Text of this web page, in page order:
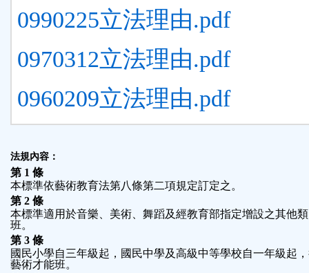
0990225立法理由.pdf
0970312立法理由.pdf
0960209立法理由.pdf
法規內容：
第 1 條
本標準依藝術教育法第八條第二項規定訂定之。
第 2 條
本標準適用於音樂、美術、舞蹈及經教育部指定增設之其他
班。
第 3 條
國民小學自三年級起，國民中學及高級中等學校自一年級起
藝術才能班。